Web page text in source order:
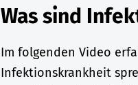
Was sind
Im folgenden Video
Infektionskrankheit